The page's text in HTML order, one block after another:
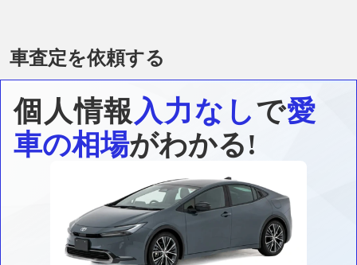
車査定を依頼する
個人情報入力なしで愛
車の相場がわかる!